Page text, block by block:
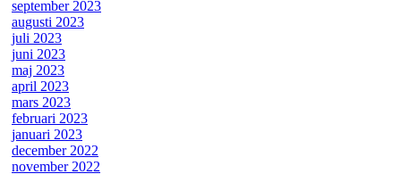
september 2023
augusti 2023
juli 2023
juni 2023
maj 2023
april 2023
mars 2023
februari 2023
januari 2023
december 2022
november 2022